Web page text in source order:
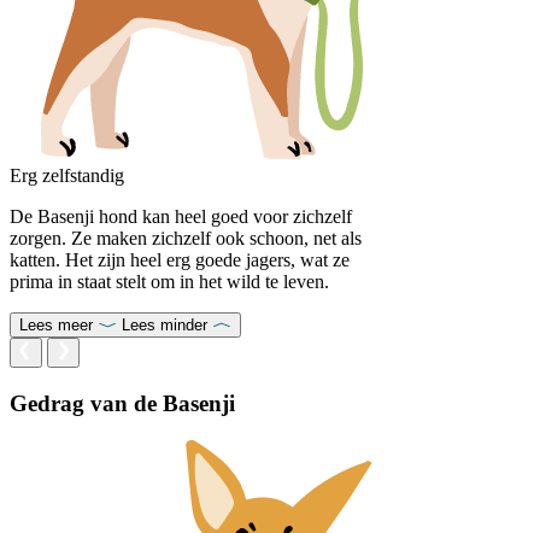
Erg zelfstandig
De Basenji hond kan heel goed voor zichzelf
zorgen. Ze maken zichzelf ook schoon, net als
katten. Het zijn heel erg goede jagers, wat ze
prima in staat stelt om in het wild te leven.
Lees meer Lees minder
Gedrag van de Basenji